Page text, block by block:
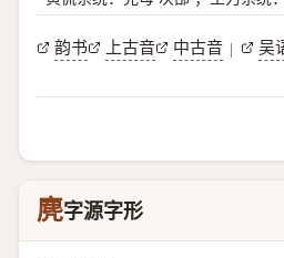
韵书 上古音 中古音 | 吴
麂字源字形